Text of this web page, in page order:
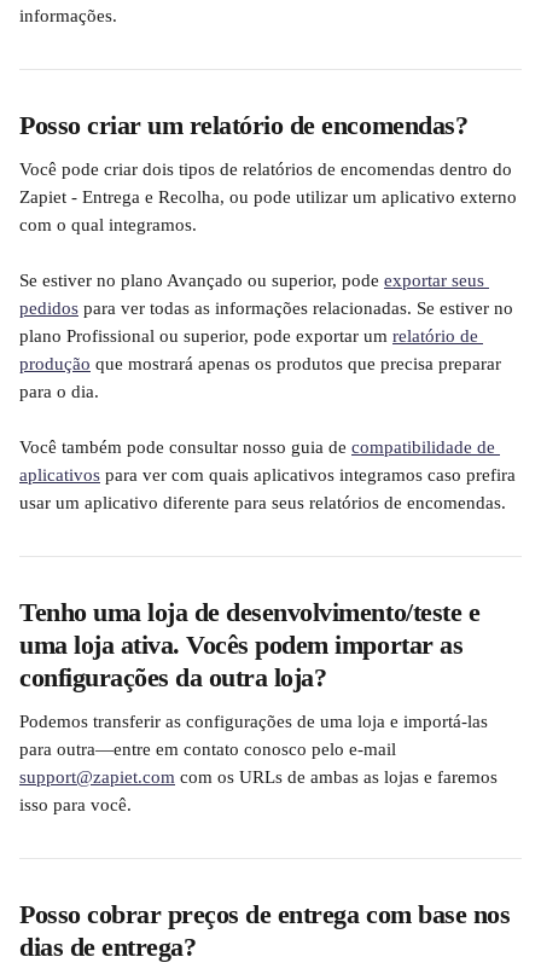
informações.
Posso criar um relatório de encomendas?
Você pode criar dois tipos de relatórios de encomendas dentro do
Zapiet - Entrega e Recolha, ou pode utilizar um aplicativo externo
com o qual integramos.
Se estiver no plano Avançado ou superior, pode exportar seus
pedidos para ver todas as informações relacionadas. Se estiver no
plano Profissional ou superior, pode exportar um relatório de
produção que mostrará apenas os produtos que precisa preparar
para o dia.
Você também pode consultar nosso guia de compatibilidade de
aplicativos para ver com quais aplicativos integramos caso prefira
usar um aplicativo diferente para seus relatórios de encomendas.
Tenho uma loja de desenvolvimento/teste e
uma loja ativa. Vocês podem importar as
configurações da outra loja?
Podemos transferir as configurações de uma loja e importá-las
para outra—entre em contato conosco pelo e-mail
support@zapiet.com com os URLs de ambas as lojas e faremos
isso para você.
Posso cobrar preços de entrega com base nos
dias de entrega?